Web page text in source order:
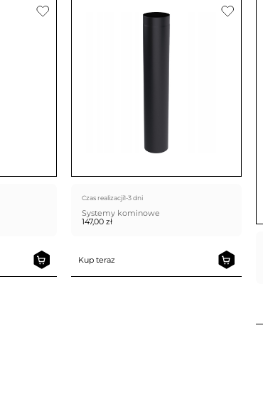
Czas realizacji1-3 dni
Systemy kominowe
147,00 zł
Kup teraz